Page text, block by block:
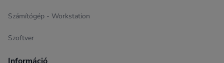
Számítógép - Workstation
Szoftver